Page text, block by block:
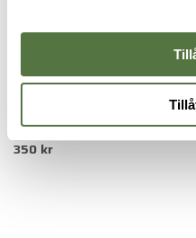
7,62 elastisk ficka 1.0 Black
350 kr